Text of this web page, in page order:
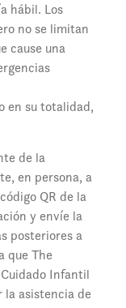
hábil. Los
no se limitan
cause una
en su totalidad,
de la
en persona, a
QR de la
y envíe la
posteriores a
que The
Infantil
asistencia de